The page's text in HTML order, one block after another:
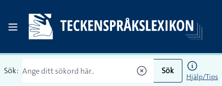
Sök: Sök
Hjälp/Tips